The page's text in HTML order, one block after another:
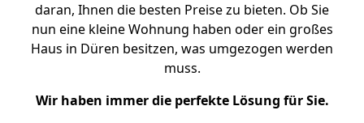
daran, Ihnen die besten Preise zu bieten. Ob Sie
nun eine kleine Wohnung haben oder ein großes
Haus in Düren besitzen, was umgezogen werden
muss.
Wir haben immer die perfekte Lösung für Sie.